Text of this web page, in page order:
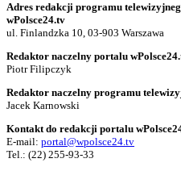
Adres redakcji programu
wPolsce24.tv
ul. Finlandzka 10, 03-903 Warszawa
Redaktor naczelny portalu
Piotr Filipczyk
Redaktor naczelny programu
Jacek Karnowski
Kontakt do redakcji portalu
E-mail: portal@wpolsce24.tv
Tel.: (22) 255-93-33